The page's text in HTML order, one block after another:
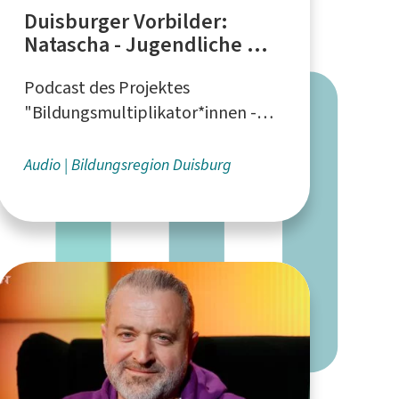
Duisburger Vorbilder:
Natascha - Jugendliche mit
erreichen
Podcast des Projektes
"Bildungsmultiplikator*innen -
AWO-Integration Duisburg,
Audio Bildungsregion Duisburg